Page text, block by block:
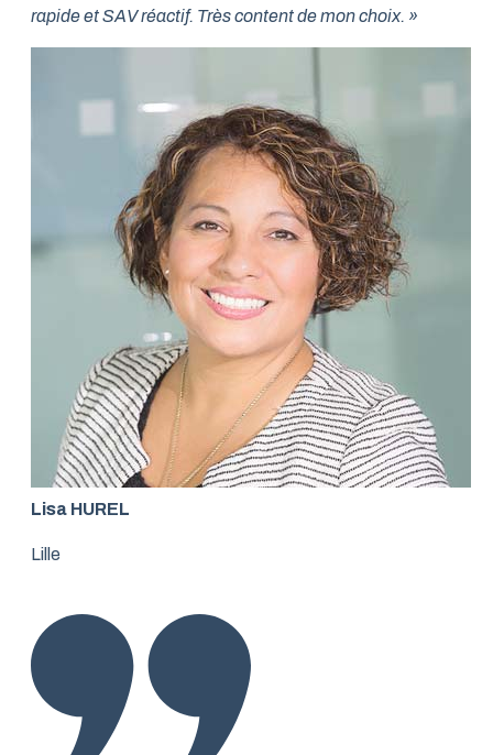
rapide et SAV réactif. Très content de mon choix. »
Lisa HUREL
Lille